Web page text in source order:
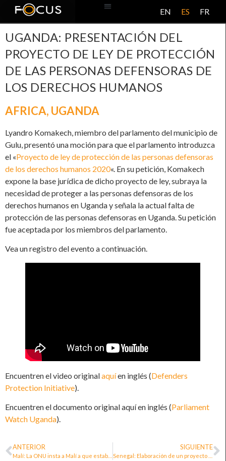
EN ES FR
UGANDA: PRESENTACIÓN DEL
PROYECTO DE LEY DE PROTECCIÓN
DE LAS PERSONAS DEFENSORAS DE
LOS DERECHOS HUMANOS
AFRICA, UGANDA
Lyandro Komakech, miembro del parlamento del municipio de
Gulu, presentó una moción para que el parlamento introduzca
el «Proyecto de ley de protección de las personas defensoras
de los derechos humanos 2020«. En su petición, Komakech
expone la base jurídica de dicho proyecto de ley, subraya la
necesidad de proteger a las personas defensoras de los
derechos humanos en Uganda y señala la actual falta de
protección de las personas defensoras en Uganda. Su petición
fue aceptada por los miembros del parlamento.
Vea un registro del evento a continuación.
Encuentren el video originalaquíen inglés (Defenders
Protection Initiative).
Encuentren el documento original aquí en inglés (Parliament
Watch Uganda).
ANTERIOR SIGUIENTE